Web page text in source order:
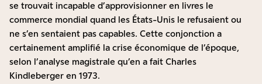
se trouvait incapable d’approvisionner en livres le
commerce mondial quand les États-Unis le refusaient ou
ne s’en sentaient pas capables. Cette conjonction a
certainement amplifié la crise économique de l’époque,
selon l’analyse magistrale qu’en a fait Charles
Kindleberger en 1973.